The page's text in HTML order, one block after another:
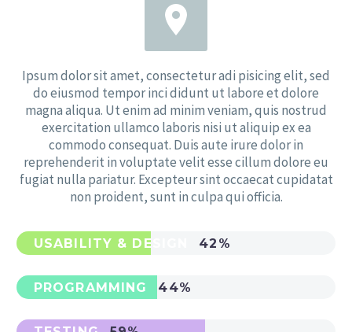


Ipsum dolor sit amet, consectetur adi pisicing elit, sed
do eiusmod tempor inci didunt ut labore et dolore
magna aliqua. Ut enim ad minim veniam, quis nostrud
exercitation ullamco laboris nisi ut aliquip ex ea
commodo consequat. Duis aute irure dolor in
reprehenderit in voluptate velit esse cillum dolore eu
fugiat nulla pariatur. Excepteur sint occaecat cupidatat
non proident, sunt in culpa qui officia.
USABILITY & DESIGN 42%
PROGRAMMING 44%